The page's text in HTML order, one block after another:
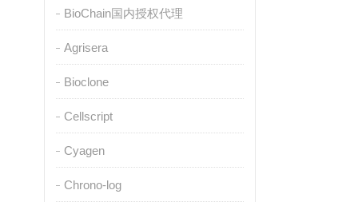
BioChain国内授权代理
Agrisera
Bioclone
Cellscript
Cyagen
Chrono-log